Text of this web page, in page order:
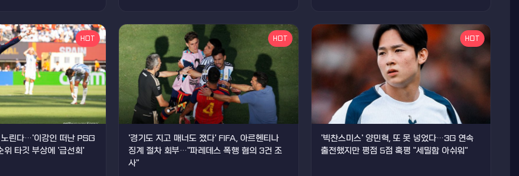
HOT
린다…'이강인 떠난 PSG
위 타깃 부상에 '급선회'
HOT
'경기도 지고 매너도 졌다' FIFA, 아르헨티나
징계 절차 회부…"파레데스 폭행 혐의 3건 조
사"
HOT
'빅찬스미스' 양민혁, 또 못 넣었다…3G 연속
출전했지만 평점 5점 혹평 "세밀함 아쉬워"